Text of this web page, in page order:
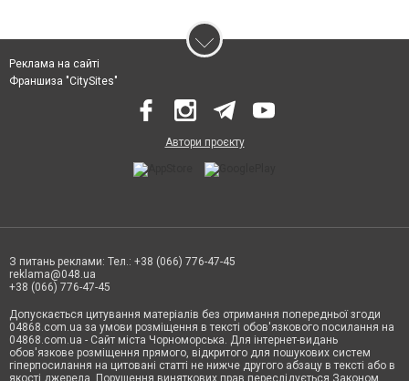
Реклама на сайті
Франшиза "CitySites"
Автори проєкту
З питань реклами: Тел.: +38 (066) 776-47-45
reklama@048.ua
+38 (066) 776-47-45
Допускається цитування матеріалів без отримання попередньої згоди
04868.com.ua за умови розміщення в тексті обов'язкового посилання на
04868.com.ua - Сайт міста Чорноморська. Для інтернет-видань
обов'язкове розміщення прямого, відкритого для пошукових систем
гіперпосилання на цитовані статті не нижче другого абзацу в тексті або в
якості джерела. Порушення виняткових прав переслідується Законом.